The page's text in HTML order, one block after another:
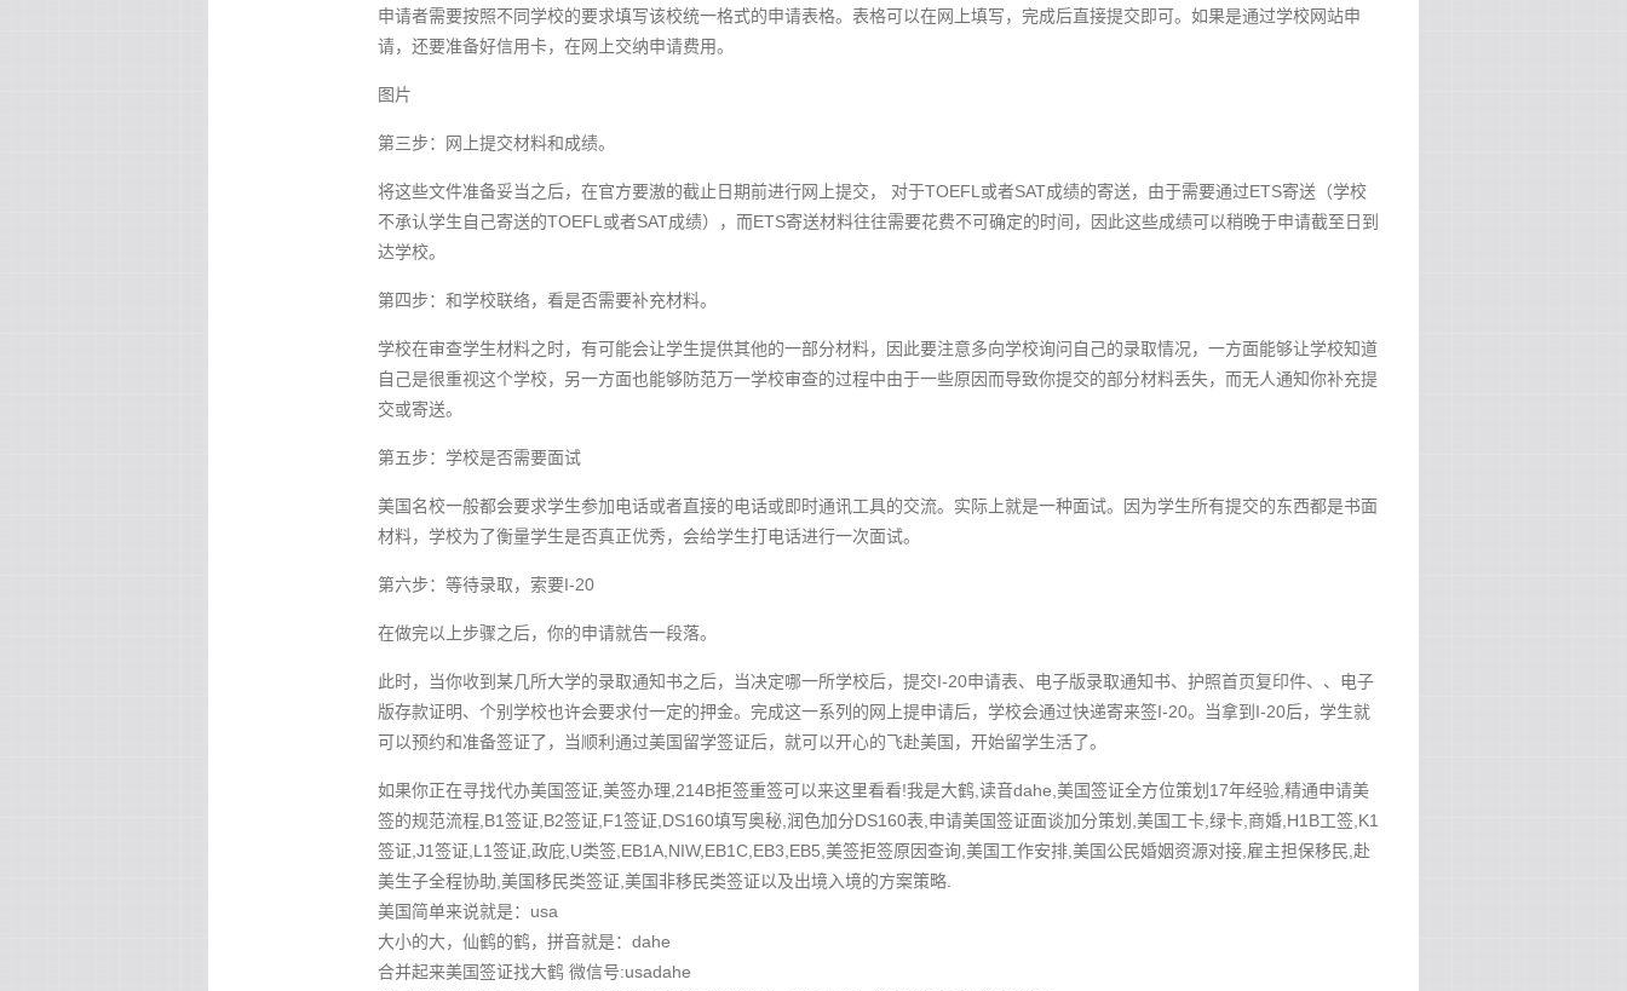
申请者需要按照不同学校的要求填写该校统一格式的申请表格。表格可以在网上填写，完成后直接提交即可。如果是通过学校网站申
请，还要准备好信用卡，在网上交纳申请费用。
图片
第三步：网上提交材料和成绩。
将这些文件准备妥当之后，在官方要滶的截止日期前进行网上提交， 对于TOEFL或者SAT成绩的寄送，由于需要通过ETS寄送（学校
不承认学生自己寄送的TOEFL或者SAT成绩），而ETS寄送材料往往需要花费不可确定的时间，因此这些成绩可以稍晚于申请截至日到
达学校。
第四步：和学校联络，看是否需要补充材料。
学校在审查学生材料之时，有可能会让学生提供其他的一部分材料，因此要注意多向学校询问自己的录取情况，一方面能够让学校知道
自己是很重视这个学校，另一方面也能够防范万一学校审查的过程中由于一些原因而导致你提交的部分材料丢失，而无人通知你补充提
交或寄送。
第五步：学校是否需要面试
美国名校一般都会要求学生参加电话或者直接的电话或即时通讯工具的交流。实际上就是一种面试。因为学生所有提交的东西都是书面
材料，学校为了衡量学生是否真正优秀，会给学生打电话进行一次面试。
第六步：等待录取，索要I-20
在做完以上步骤之后，你的申请就告一段落。
此时，当你收到某几所大学的录取通知书之后，当决定哪一所学校后，提交I-20申请表、电子版录取通知书、护照首页复印件、、电子
版存款证明、个别学校也许会要求付一定的押金。完成这一系列的网上提申请后，学校会通过快递寄来签I-20。当拿到I-20后，学生就
可以预约和准备签证了，当顺利通过美国留学签证后，就可以开心的飞赴美国，开始留学生活了。
如果你正在寻找代办美国签证,美签办理,214B拒签重签可以来这里看看!我是大鹤,读音dahe,美国签证全方位策划17年经验,精通申请美
签的规范流程,B1签证,B2签证,F1签证,DS160填写奥秘,润色加分DS160表,申请美国签证面谈加分策划,美国工卡,绿卡,商婚,H1B工签,K1
签证,J1签证,L1签证,政庇,U类签,EB1A,NIW,EB1C,EB3,EB5,美签拒签原因查询,美国工作安排,美国公民婚姻资源对接,雇主担保移民,赴
美生子全程协助,美国移民类签证,美国非移民类签证以及出境入境的方案策略.
美国简单来说就是：usa
大小的大，仙鹤的鹤，拼音就是：dahe
合并起来美国签证找大鹤 微信号:usadahe